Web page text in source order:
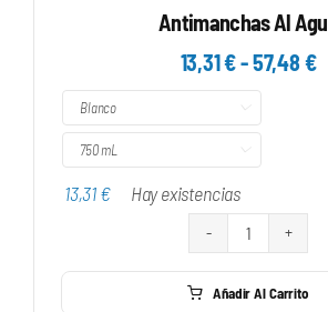
Antimanchas Al
13,31€-57,48€
13,31€ Hay existencias
Antimanchas
Al
Agua
Añadir Al Carrito